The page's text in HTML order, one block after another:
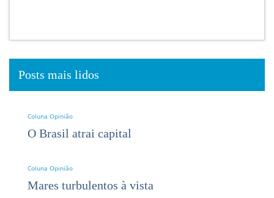
Posts mais lidos
Coluna Opinião
O Brasil atrai capital
Coluna Opinião
Mares turbulentos à vista